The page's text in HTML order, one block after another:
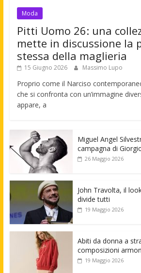
Moda
Pitti Uomo 26: una
mette in discussione la
stessa della maglieria
15 Giugno 2026 Massimo Lupo
Proprio come il Narciso
che si confronta con un’immagine
appare, a
Miguel Angel
campagna di
26 Maggio 2026
John Travolta, il
divide tutti
19 Maggio 2026
Abiti da donna a
composizioni
19 Maggio 2026